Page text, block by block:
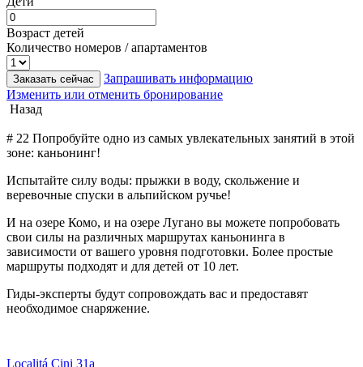
Возраст детей
Количество номеров / апартаментов
Заказать сейчас
Запрашивать информацию
Изменить или отменить бронирование
Назад
# 22 Попробуйте одно из самых увлекательных занятий в этой
зоне: каньонинг!
Испытайте силу воды: прыжки в воду, скольжение и
веревочные спуски в альпийском ручье!
И на озере Комо, и на озере Лугано вы можете попробовать
свои силы на различных маршрутах каньонинга в
зависимости от вашего уровня подготовки. Более простые
маршруты подходят и для детей от 10 лет.
Гиды-эксперты будут сопровождать вас и предоставят
необходимое снаряжение.
Localitá Cini 31a